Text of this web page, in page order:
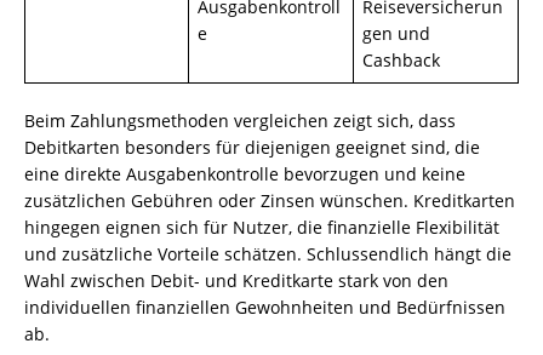
Ausgabenkontroll
e
Reiseversicherun
gen und
Cashback
Beim Zahlungsmethoden vergleichen zeigt sich, dass
Debitkarten besonders für diejenigen geeignet sind, die
eine direkte Ausgabenkontrolle bevorzugen und keine
zusätzlichen Gebühren oder Zinsen wünschen. Kreditkarten
hingegen eignen sich für Nutzer, die finanzielle Flexibilität
und zusätzliche Vorteile schätzen. Schlussendlich hängt die
Wahl zwischen Debit- und Kreditkarte stark von den
individuellen finanziellen Gewohnheiten und Bedürfnissen
ab.